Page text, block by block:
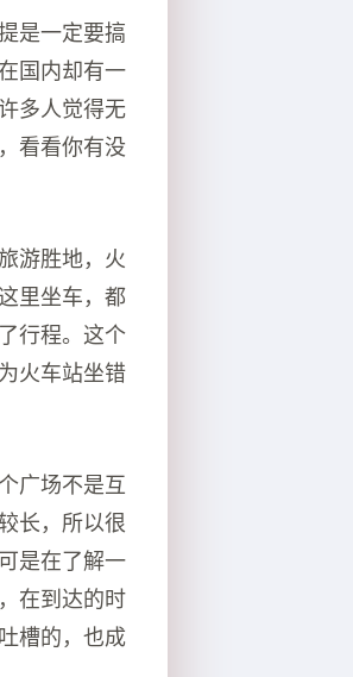
是一定要搞
国内却有一
多人觉得无
看看你有没
游胜地，火
里坐车，都
行程。这个
火车站坐错
广场不是互
长，所以很
是在了解一
在到达的时
槽的，也成